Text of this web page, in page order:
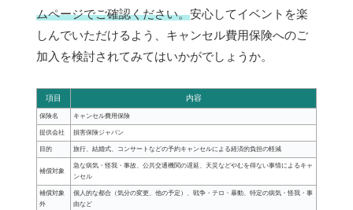
ムページでご確認ください。安心してイベントを楽
しんでいただけるよう、キャンセル費用保険へのご
加入を検討されてみてはいかがでしょうか。
項目 内容
保険名 キャンセル費用保険
提供会社 損害保険ジャパン
目的 旅行、結婚式、コンサートなどの予約キャンセルによる経済的負担の軽減
補償対象
急な病気・怪我・事故、公共交通機関の遅延、天災などやむを得ない事情によるキャ
ンセル
補償対象
外
個人的な都合（気分の変更、他の予定）、戦争・テロ・暴動、特定の病気・怪我・事
由など